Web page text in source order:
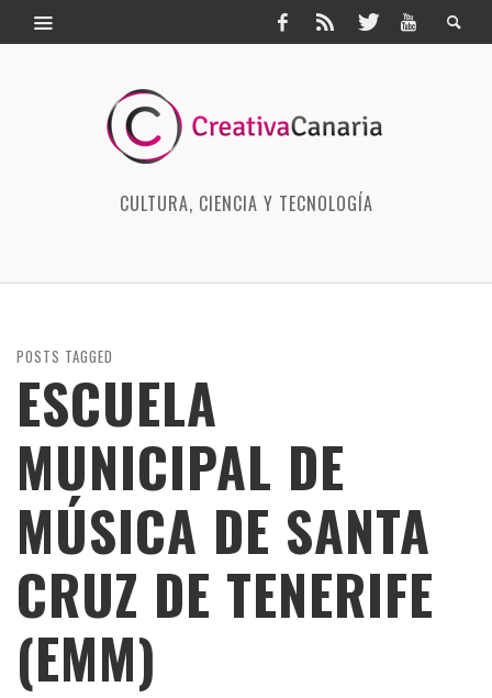
CULTURA, CIENCIA Y TECNOLOGÍA
POSTS TAGGED
ESCUELA
MUNICIPAL DE
MÚSICA DE SANTA
CRUZ DE TENERIFE
(EMM)